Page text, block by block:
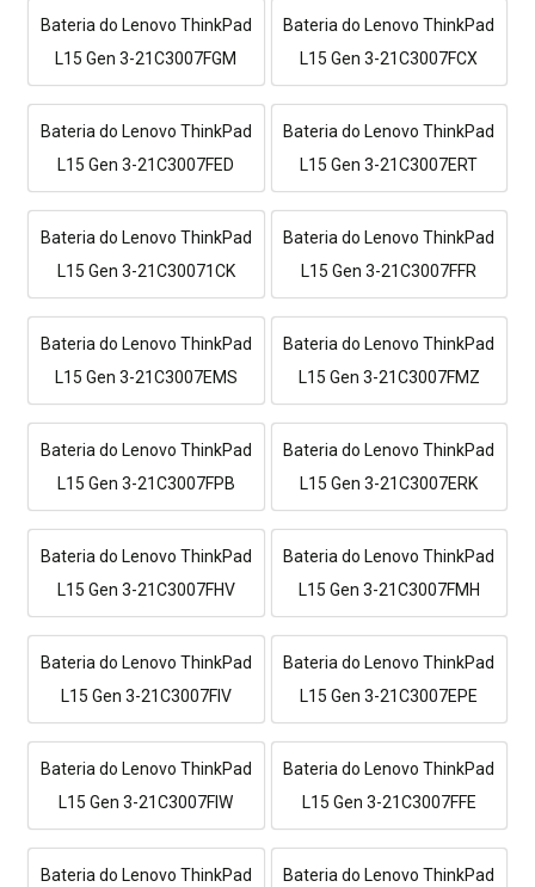
Bateria do Lenovo ThinkPad
L15 Gen 3-21C3007FGM
Bateria do Lenovo ThinkPad
L15 Gen 3-21C3007FCX
Bateria do Lenovo ThinkPad
L15 Gen 3-21C3007FED
Bateria do Lenovo ThinkPad
L15 Gen 3-21C3007ERT
Bateria do Lenovo ThinkPad
L15 Gen 3-21C30071CK
Bateria do Lenovo ThinkPad
L15 Gen 3-21C3007FFR
Bateria do Lenovo ThinkPad
L15 Gen 3-21C3007EMS
Bateria do Lenovo ThinkPad
L15 Gen 3-21C3007FMZ
Bateria do Lenovo ThinkPad
L15 Gen 3-21C3007FPB
Bateria do Lenovo ThinkPad
L15 Gen 3-21C3007ERK
Bateria do Lenovo ThinkPad
L15 Gen 3-21C3007FHV
Bateria do Lenovo ThinkPad
L15 Gen 3-21C3007FMH
Bateria do Lenovo ThinkPad
L15 Gen 3-21C3007FIV
Bateria do Lenovo ThinkPad
L15 Gen 3-21C3007EPE
Bateria do Lenovo ThinkPad
L15 Gen 3-21C3007FIW
Bateria do Lenovo ThinkPad
L15 Gen 3-21C3007FFE
Bateria do Lenovo ThinkPad
Bateria do Lenovo ThinkPad